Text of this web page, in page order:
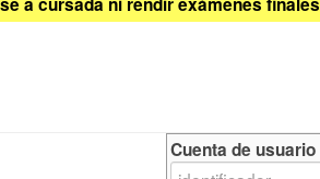
Cuenta de usuario